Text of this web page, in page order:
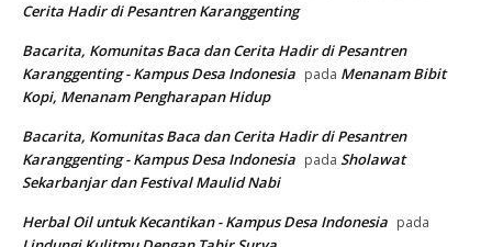
Cerita Hadir di Pesantren Karanggenting
Bacarita, Komunitas Baca dan Cerita Hadir di Pesantren
Karanggenting - Kampus Desa Indonesia pada Menanam Bibit
Kopi, Menanam Pengharapan Hidup
Bacarita, Komunitas Baca dan Cerita Hadir di Pesantren
Karanggenting - Kampus Desa Indonesia pada Sholawat
Sekarbanjar dan Festival Maulid Nabi
Herbal Oil untuk Kecantikan - Kampus Desa Indonesia pada